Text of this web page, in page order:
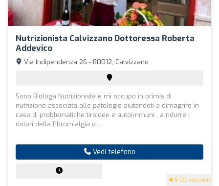
Nutrizionista Calvizzano Dottoressa Roberta
Addevico
5 (22 recensioni)
Via Indipendenza 26 - 80012, Calvizzano
Sono Biologa Nutrizionista e mi occupo in primis di
nutrizione associata alle patologie aiutandoti a dimagrire in
caso di problematiche tiroidee e autoimmuni , a ridurre i
dolori della fibromialgia o ...
Vedi telefono